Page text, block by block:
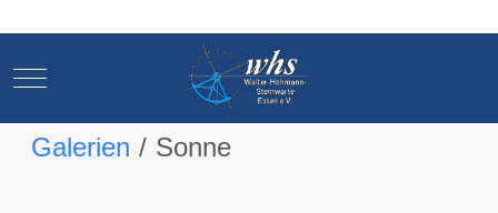
Mobile Menu Toggle
Galerien Sonne